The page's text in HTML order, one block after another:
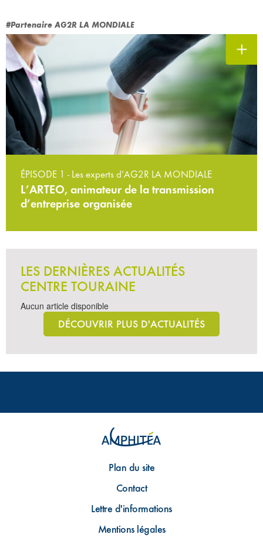
#Partenaire AG2R LA MONDIALE
ÉPISODE 1 - Les experts d’AG2R LA MONDIALE
L’ARTEO, animateur de la transmission
d’entreprise organisée
LES DERNIÈRES ACTUALITÉS
CENTRE TOURAINE
Aucun article disponible
DÉCOUVRIR PLUS D'ACTUALITÉS
Plan du site
Contact
Lettre d'informations
Mentions légales